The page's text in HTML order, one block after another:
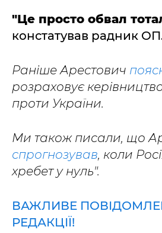
"Це просто обвал
констатував радник
Раніше Арестович
розраховує
проти України.
Ми також писали, що
спрогнозував, коли
хребет у нуль".
ВАЖЛИВЕ
РЕДАКЦІЇ!